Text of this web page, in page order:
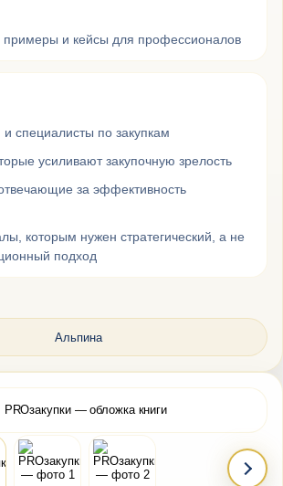
примеры и кейсы для профессионалов
и специалисты по закупкам
усиливают закупочную зрелость
за эффективность
которым нужен стратегический, а не
подход
Альпина